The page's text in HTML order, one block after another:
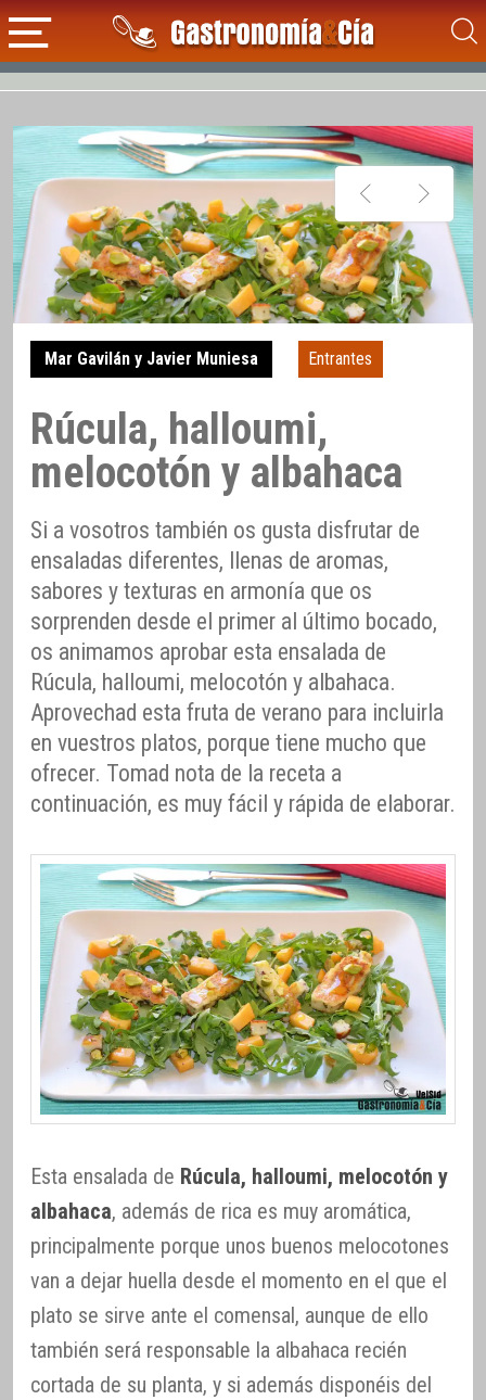
Mar Gavilán y Javier Muniesa Entrantes
Rúcula, halloumi,
melocotón y albahaca
Si a vosotros también os gusta disfrutar de
ensaladas diferentes, llenas de aromas,
sabores y texturas en armonía que os
sorprenden desde el primer al último bocado,
os animamos aprobar esta ensalada de
Rúcula, halloumi, melocotón y albahaca.
Aprovechad esta fruta de verano para incluirla
en vuestros platos, porque tiene mucho que
ofrecer. Tomad nota de la receta a
continuación, es muy fácil y rápida de elaborar.
Esta ensalada de Rúcula, halloumi, melocotón y
albahaca, además de rica es muy aromática,
principalmente porque unos buenos melocotones
van a dejar huella desde el momento en el que el
plato se sirve ante el comensal, aunque de ello
también será responsable la albahaca recién
cortada de su planta, y si además disponéis del